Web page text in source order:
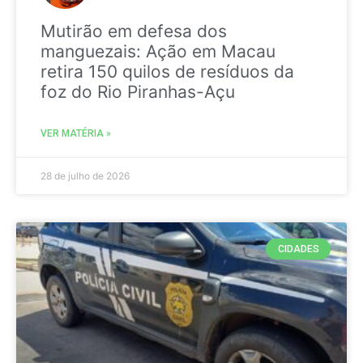
Mutirão em defesa dos
manguezais: Ação em Macau
retira 150 quilos de resíduos da
foz do Rio Piranhas-Açu
VER MATÉRIA »
28 de julho de 2026
CIDADES